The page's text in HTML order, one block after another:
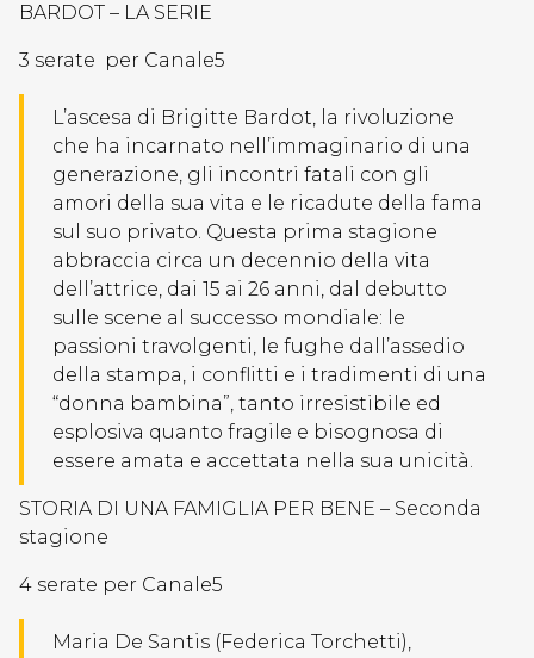
BARDOT – LA SERIE
3 serate per Canale5
L’ascesa di Brigitte Bardot, la rivoluzione
che ha incarnato nell’immaginario di una
generazione, gli incontri fatali con gli
amori della sua vita e le ricadute della fama
sul suo privato. Questa prima stagione
abbraccia circa un decennio della vita
dell’attrice, dai 15 ai 26 anni, dal debutto
sulle scene al successo mondiale: le
passioni travolgenti, le fughe dall’assedio
della stampa, i conflitti e i tradimenti di una
“donna bambina”, tanto irresistibile ed
esplosiva quanto fragile e bisognosa di
essere amata e accettata nella sua unicità.
STORIA DI UNA FAMIGLIA PER BENE – Seconda
stagione
4 serate per Canale5
Maria De Santis (Federica Torchetti),